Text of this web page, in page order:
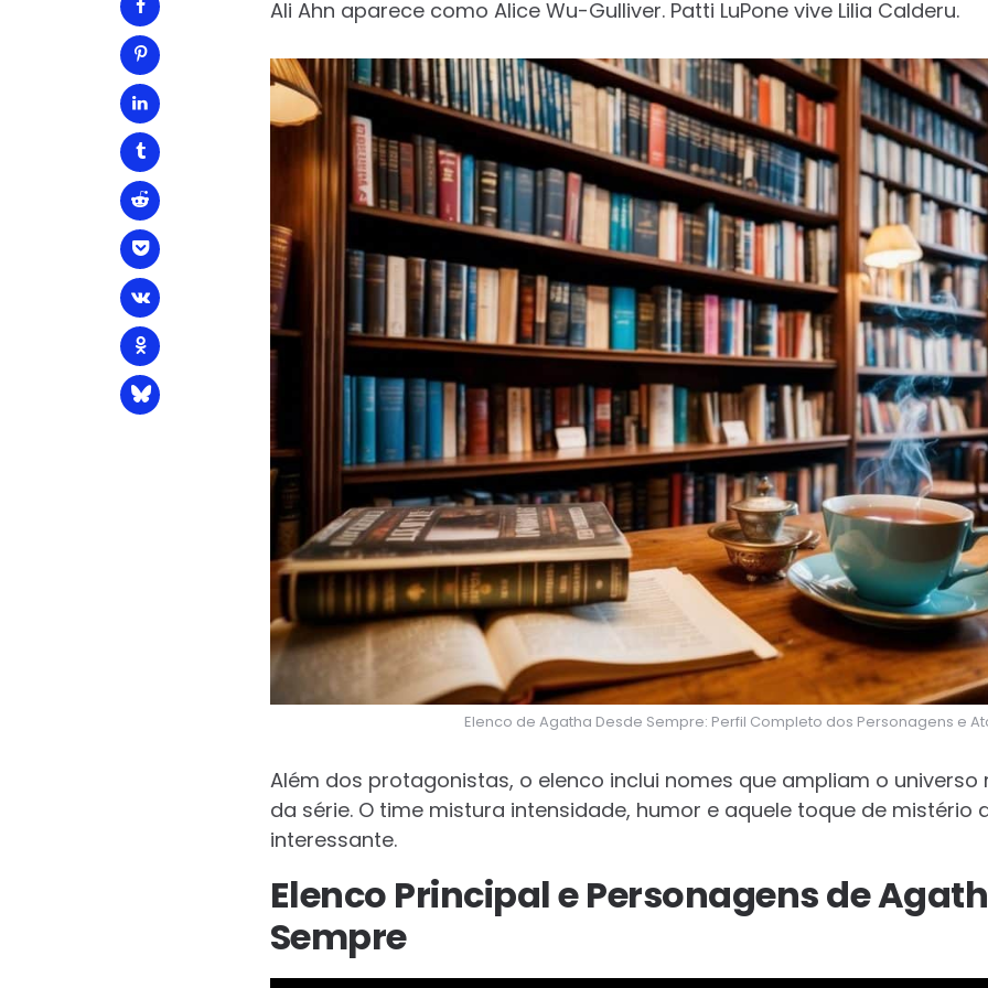
Ali Ahn aparece como Alice Wu-Gulliver. Patti LuPone vive Lilia Calderu.
Elenco de Agatha Desde Sempre: Perfil Completo dos Personagens e
Além dos protagonistas, o elenco inclui nomes que ampliam o
da série. O time mistura intensidade, humor e aquele toque de mistério
interessante.
Elenco Principal e Personagens de
Sempre